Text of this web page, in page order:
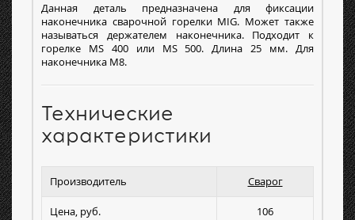
Данная деталь предназначена для фиксации
наконечника сварочной горелки MIG. Может также
называться держателем наконечника. Подходит к
горелке MS 400 или MS 500. Длина 25 мм. Для
наконечника М8.
Технические
характеристики
Производитель Сварог
Цена, руб. 106